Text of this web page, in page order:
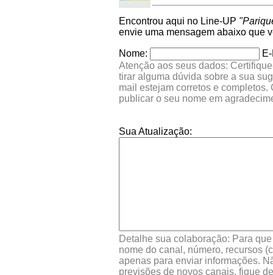
Encontrou aqui no Line-UP
envie uma mensagem abaixo que
Nome:
Atenção aos seus dados:
tirar alguma dúvida sobre a sua
mail estejam corretos e
publicar o seu nome em
Sua Atualização:
Detalhe sua colaboração: Para
nome do canal, número, recursos
apenas para enviar informações.
previsões de novos canais, fique